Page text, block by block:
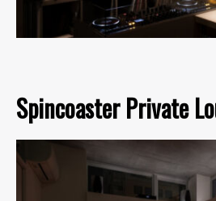
Spincoaster Private